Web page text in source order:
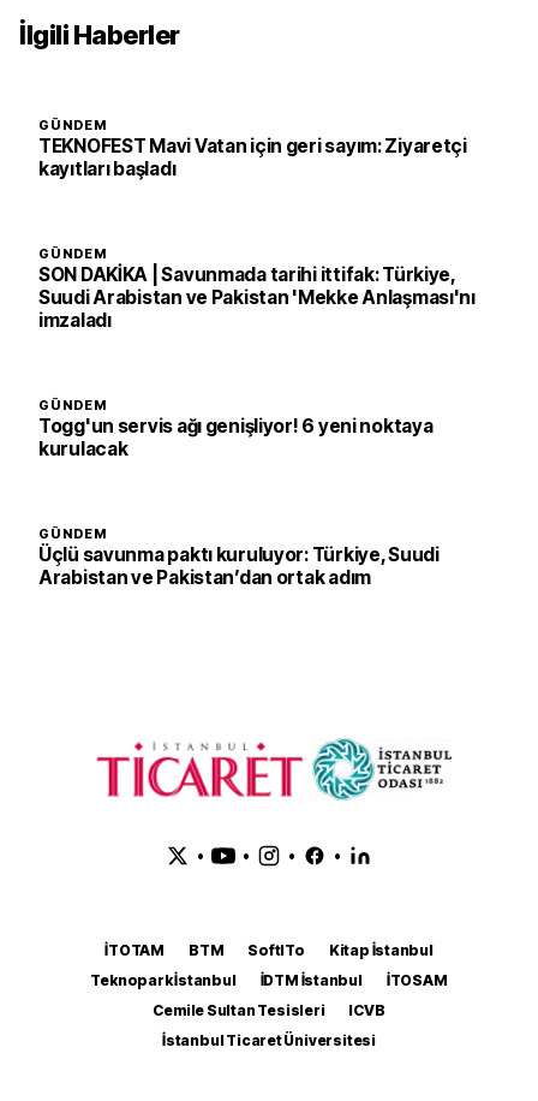
İlgili Haberler
GÜNDEM
TEKNOFEST Mavi Vatan için geri sayım: Ziyaretçi
kayıtları başladı
GÜNDEM
SON DAKİKA | Savunmada tarihi ittifak: Türkiye,
Suudi Arabistan ve Pakistan 'Mekke Anlaşması'nı
imzaladı
GÜNDEM
Togg'un servis ağı genişliyor! 6 yeni noktaya
kurulacak
GÜNDEM
Üçlü savunma paktı kuruluyor: Türkiye, Suudi
Arabistan ve Pakistan’dan ortak adım
• • • •
İTOTAM BTM SoftITo
Kitap İstanbul
Teknopark İstanbul
İDTM İstanbul
İTOSAM
Cemile Sultan Tesisleri
ICVB
İstanbul Ticaret Üniversitesi